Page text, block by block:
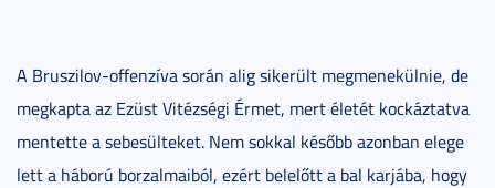
A Bruszilov-offenzíva során alig sikerült megmenekülnie, de
megkapta az Ezüst Vitézségi Érmet, mert életét kockáztatva
mentette a sebesülteket. Nem sokkal később azonban elege
lett a háború borzalmaiból, ezért belelőtt a bal karjába, hogy